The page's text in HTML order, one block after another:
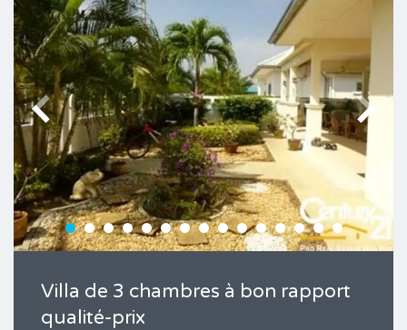
Villa de 3 chambres à bon rapport
qualité-prix